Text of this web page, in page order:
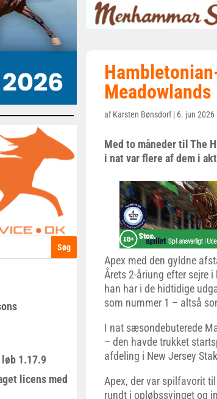
1.17.9
licens med
Meadowlands
afKarsten Bønsdorf| 6. jun 2026
Med to måneder til The
i nat var flere af dem i
Apex med den gyldne
Årets 2-åriung efter sejre
han har i de hidtidige
som nummer 1 – altså
I nat sæsondebuterede
– den havde trukket
afdeling i New Jersey
Apex, der var spilfavorit
rundt i opløbssvinget og